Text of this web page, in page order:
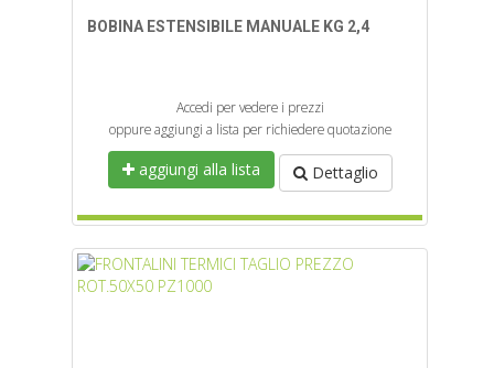
BOBINA ESTENSIBILE MANUALE KG 2,4
Accedi per vedere i prezzi
oppure aggiungi a lista per richiedere quotazione
aggiungi alla lista Dettaglio